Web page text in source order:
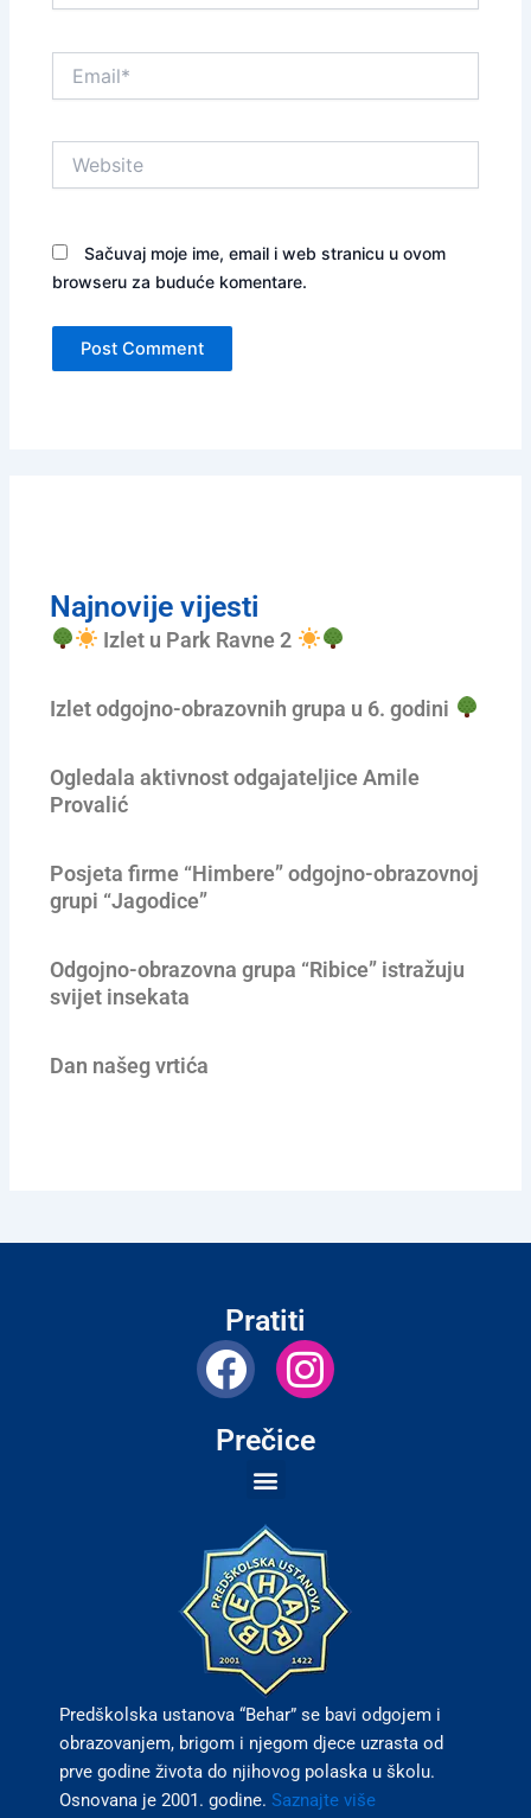
Sačuvaj moje ime, email i web stranicu u ovom
browseru za buduće komentare.
Najnovije vijesti
Izlet u Park Ravne 2
Izlet odgojno-obrazovnih grupa u 6. godini
Ogledala aktivnost odgajateljice Amile
Provalić
Posjeta firme “Himbere” odgojno-obrazovnoj
grupi “Jagodice”
Odgojno-obrazovna grupa “Ribice” istražuju
svijet insekata
Dan našeg vrtića
Pratiti
F
a
c
b
o
o
k
I
n
s
g
r
a
m
Prečice
Predškolska ustanova “Behar” se bavi odgojem i
obrazovanjem, brigom i njegom djece uzrasta od
prve godine života do njihovog polaska u školu.
Osnovana je 2001. godine. Saznajte više